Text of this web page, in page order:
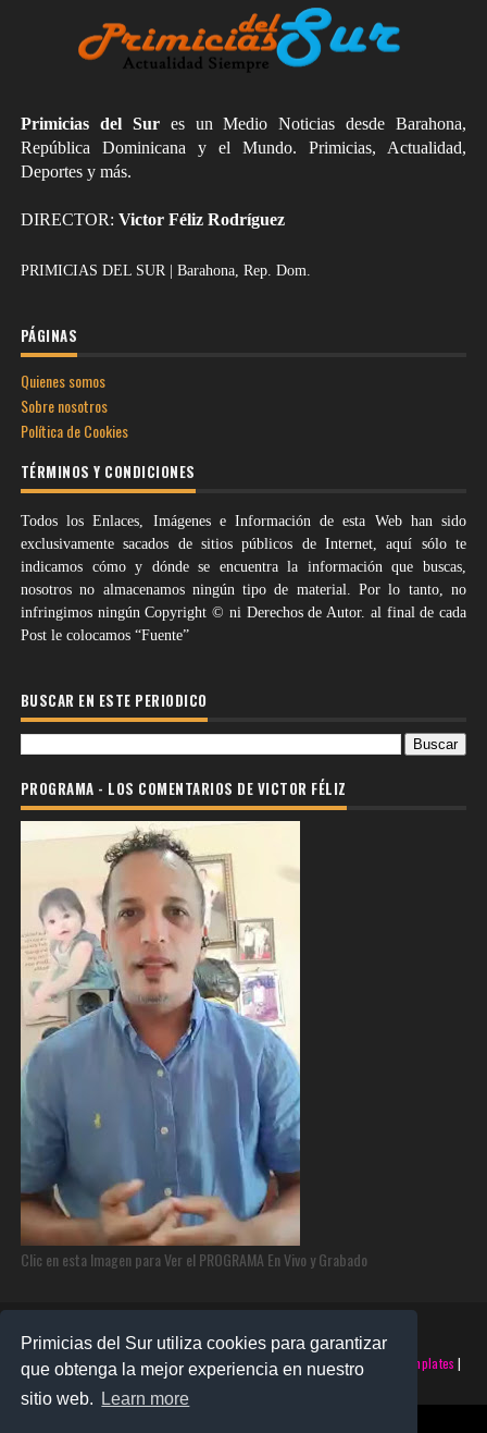
Primicias del Sur utiliza cookies para garantizar
que obtenga la mejor experiencia en nuestro
sitio web.
Learn more
Primicias del Sures un Medio Noticias desde Barahona,
República Dominicana y el Mundo. Primicias, Actualidad,
Deportes y más.
DIRECTOR: Victor Féliz Rodríguez
PRIMICIAS DEL SUR | Barahona, Rep. Dom.
PÁGINAS
Quienes somos
Sobre nosotros
Política de Cookies
TÉRMINOS Y CONDICIONES
Todos los Enlaces, Imágenes e Información de esta Web han sido
exclusivamente sacados de sitios públicos de Internet, aquí sólo te
indicamos cómo y dónde se encuentra la información que buscas,
nosotros no almacenamos ningún tipo de material. Por lo tanto, no
infringimos ningún Copyright © ni Derechos de Autor. al final de cada
Post le colocamos “Fuente”
BUSCAR EN ESTE PERIODICO
PROGRAMA - LOS COMENTARIOS DE VICTOR FÉLIZ
Clic en esta Imagen para Ver el PROGRAMA En Vivo y Grabado
©2025 PRIMICIAS DEL SUR | Derechos Reservados | Creado con SoraTemplates |
Realizado porSANTO MONTERO